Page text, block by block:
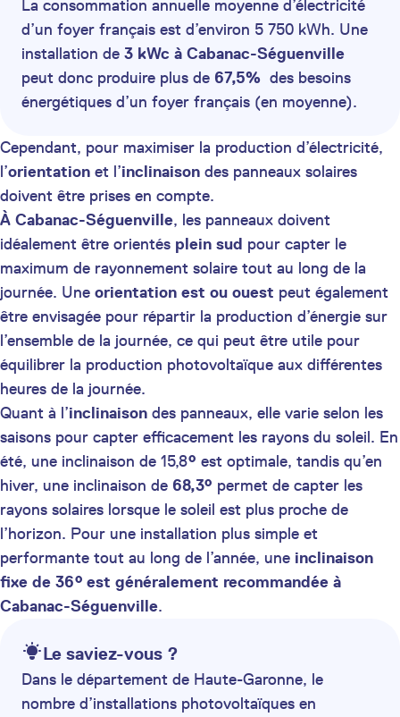
La consommation annuelle moyenne d’électricité
d’un foyer français est d’environ 5 750 kWh. Une
installation de 3 kWc à Cabanac-Séguenville
peut donc produire plus de 67,5% des besoins
énergétiques d’un foyer français (en moyenne).
Cependant, pour maximiser la production d’électricité,
l’orientation et l’inclinaison des panneaux solaires
doivent être prises en compte.
À Cabanac-Séguenville, les panneaux doivent
idéalement être orientés plein sud pour capter le
maximum de rayonnement solaire tout au long de la
journée. Une orientation est ou ouest peut également
être envisagée pour répartir la production d’énergie sur
l’ensemble de la journée, ce qui peut être utile pour
équilibrer la production photovoltaïque aux différentes
heures de la journée.
Quant à l’inclinaison des panneaux, elle varie selon les
saisons pour capter efficacement les rayons du soleil. En
été, une inclinaison de 15,8° est optimale, tandis qu’en
hiver, une inclinaison de 68,3° permet de capter les
rayons solaires lorsque le soleil est plus proche de
l’horizon. Pour une installation plus simple et
performante tout au long de l’année, une inclinaison
fixe de 36° est généralement recommandée à
Cabanac-Séguenville.
Le saviez-vous ?
Dans le département de Haute-Garonne, le
nombre d’installations photovoltaïques en